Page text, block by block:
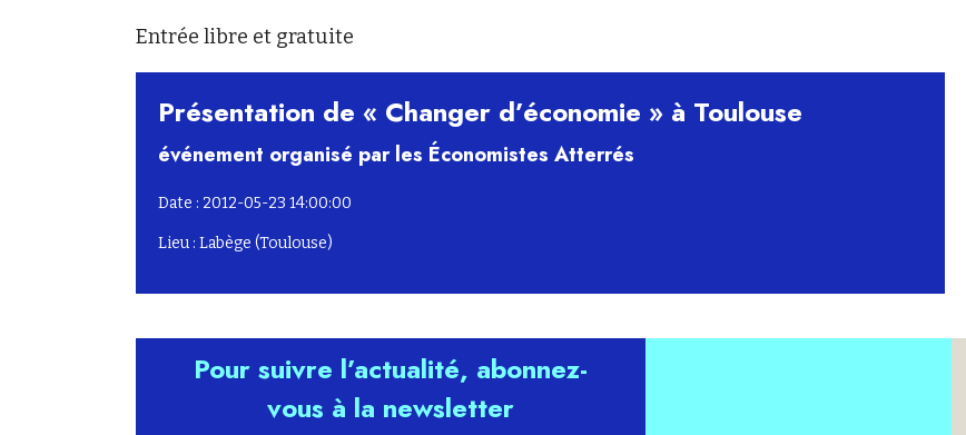
Entrée libre et gratuite
Présentation de « Changer d’économie » à Toulouse
événement organisé par les Économistes Atterrés
Date : 2012-05-23 14:00:00
Lieu : Labège (Toulouse)
Pour suivre l’actualité, abonnez-
vous à la newsletter